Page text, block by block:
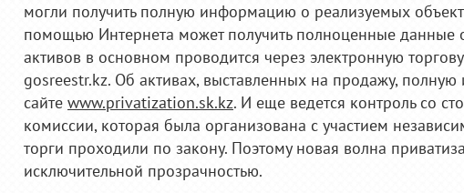
могли получить полную информацию о реализуемых
помощью Интернета может получить полноценные данные
активов в основном проводится через электронную
gosreestr.kz. Об активах, выставленных на продажу,
сайте www.privatization.sk.kz. И еще ведется контроль со
комиссии, которая была организована с участием
торги проходили по закону. Поэтому новая волна
исключительной прозрачностью.